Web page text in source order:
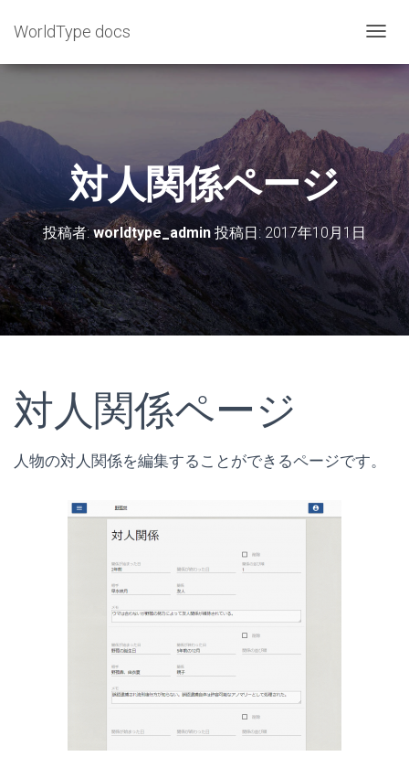
WorldType docs
ビ
ョ
ン
を
り
替
対人関係ページ
投稿者:worldtype_admin 投稿日:2017年10月1日
対人関係ページ
人物の対人関係を編集することができるページです。